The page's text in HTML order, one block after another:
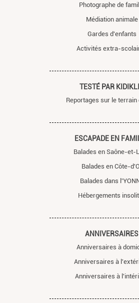
Photographe de
Médiation animale
Gardes d'enfants
Activités extra-
TESTÉ PAR
Reportages sur le terrain
ESCAPADE EN
Balades en Saône-et-
Balades en Côte-
Balades dans
Hébergements
ANNIVERSAIRES
Anniversaires à
Anniversaires à
Anniversaires à